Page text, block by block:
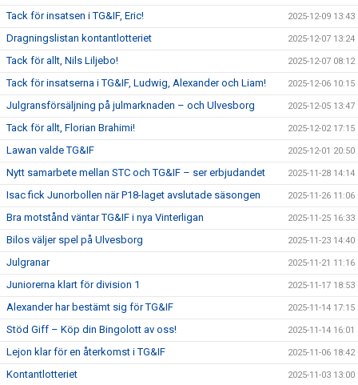
Tack för insatsen i TG&IF, Eric! 2025-12-09 13:43
Dragningslistan kontantlotteriet 2025-12-07 13:24
Tack för allt, Nils Liljebo! 2025-12-07 08:12
Tack för insatserna i TG&IF, Ludwig, Alexander och Liam! 2025-12-06 10:15
Julgransförsäljning på julmarknaden – och Ulvesborg 2025-12-05 13:47
Tack för allt, Florian Brahimi! 2025-12-02 17:15
Lawan valde TG&IF 2025-12-01 20:50
Nytt samarbete mellan STC och TG&IF – ser erbjudandet 2025-11-28 14:14
Isac fick Junorbollen när P18-laget avslutade säsongen 2025-11-26 11:06
Bra motstånd väntar TG&IF i nya Vinterligan 2025-11-25 16:33
Bilos väljer spel på Ulvesborg 2025-11-23 14:40
Julgranar 2025-11-21 11:16
Juniorerna klart för division 1 2025-11-17 18:53
Alexander har bestämt sig för TG&IF 2025-11-14 17:15
Stöd Giff – Köp din Bingolott av oss! 2025-11-14 16:01
Lejon klar för en återkomst i TG&IF 2025-11-06 18:42
Kontantlotteriet 2025-11-03 13:00